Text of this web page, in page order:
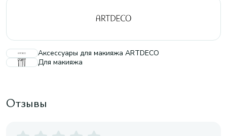
Аксессуары для макияжа ARTDECO
Для макияжа
Отзывы